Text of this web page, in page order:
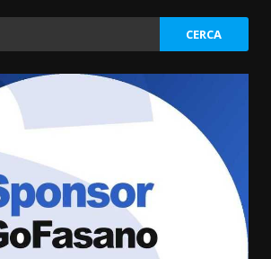
Grande successo per la “Sagra
del Pesce Spada” a Savelletri